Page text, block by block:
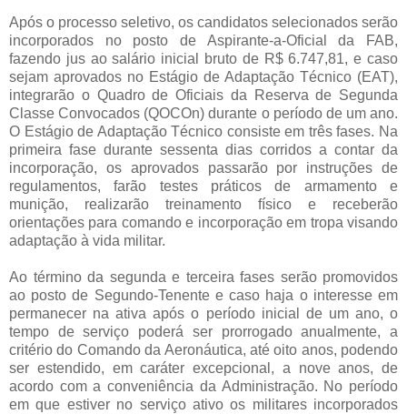
Após o processo seletivo, os candidatos selecionados serão
incorporados no posto de Aspirante-a-Oficial da FAB,
fazendo jus ao salário inicial bruto de R$ 6.747,81, e caso
sejam aprovados no Estágio de Adaptação Técnico (EAT),
integrarão o Quadro de Oficiais da Reserva de Segunda
Classe Convocados (QOCOn) durante o período de um ano.
O Estágio de Adaptação Técnico consiste em três fases. Na
primeira fase durante sessenta dias corridos a contar da
incorporação, os aprovados passarão por instruções de
regulamentos, farão testes práticos de armamento e
munição, realizarão treinamento físico e receberão
orientações para comando e incorporação em tropa visando
adaptação à vida militar.
Ao término da segunda e terceira fases serão promovidos
ao posto de Segundo-Tenente e caso haja o interesse em
permanecer na ativa após o período inicial de um ano, o
tempo de serviço poderá ser prorrogado anualmente, a
critério do Comando da Aeronáutica, até oito anos, podendo
ser estendido, em caráter excepcional, a nove anos, de
acordo com a conveniência da Administração. No período
em que estiver no serviço ativo os militares incorporados